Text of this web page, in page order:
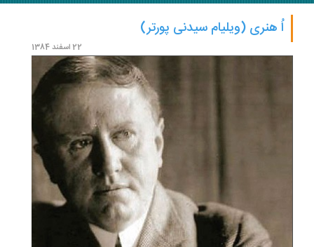
اُ هنری (ویلیام سیدنی پورتر)
22 اسفند 1384